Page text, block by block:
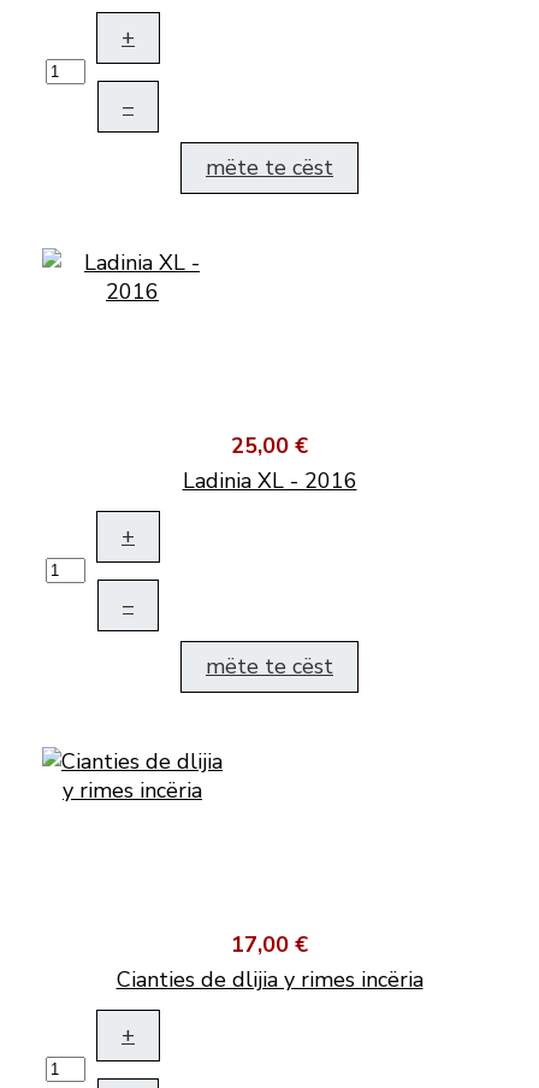
+
–
mëte te cëst
25,00 €
Ladinia XL - 2016
+
–
mëte te cëst
17,00 €
Cianties de dlijia y rimes incëria
+